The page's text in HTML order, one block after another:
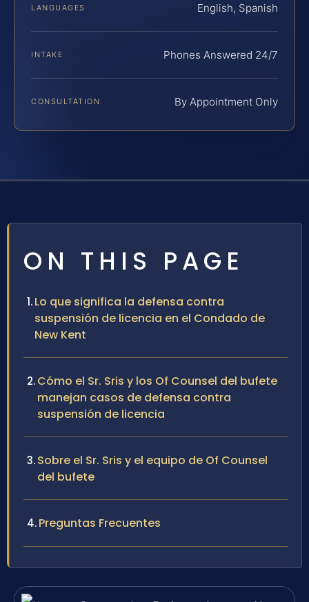
LANGUAGES English, Spanish
INTAKE Phones Answered 24/7
CONSULTATION By Appointment Only
ON THIS PAGE
Lo que significa la defensa contra
suspensión de licencia en el Condado de
New Kent
Cómo el Sr. Sris y los Of Counsel del bufete
manejan casos de defensa contra
suspensión de licencia
Sobre el Sr. Sris y el equipo de Of Counsel
del bufete
Preguntas Frecuentes